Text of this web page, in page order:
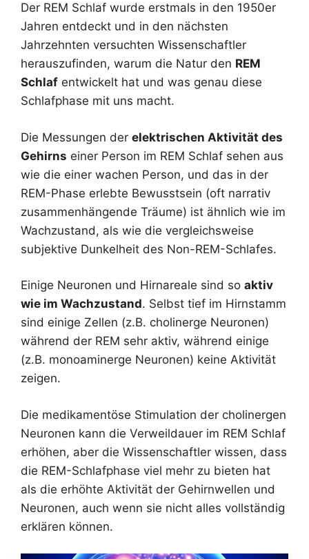
Der REM Schlaf wurde erstmals in den 1950er
Jahren entdeckt und in den nächsten
Jahrzehnten versuchten Wissenschaftler
herauszufinden, warum die Natur den REM
Schlaf entwickelt hat und was genau diese
Schlafphase mit uns macht.
Die Messungen der elektrischen Aktivität des
Gehirns einer Person im REM Schlaf sehen aus
wie die einer wachen Person, und das in der
REM-Phase erlebte Bewusstsein (oft narrativ
zusammenhängende Träume) ist ähnlich wie im
Wachzustand, als wie die vergleichsweise
subjektive Dunkelheit des Non-REM-Schlafes.
Einige Neuronen und Hirnareale sind so aktiv
wie im Wachzustand. Selbst tief im Hirnstamm
sind einige Zellen (z.B. cholinerge Neuronen)
während der REM sehr aktiv, während einige
(z.B. monoaminerge Neuronen) keine Aktivität
zeigen.
Die medikamentöse Stimulation der cholinergen
Neuronen kann die Verweildauer im REM Schlaf
erhöhen, aber die Wissenschaftler wissen, dass
die REM-Schlafphase viel mehr zu bieten hat
als die erhöhte Aktivität der Gehirnwellen und
Neuronen, auch wenn sie nicht alles vollständig
erklären können.